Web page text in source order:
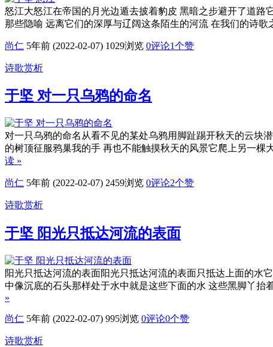
怒江大怒江在帝国的月光边遁去披着豹皮 黑暗之步避开了道
那些隐喻 远离它们的深厚与辽阔这条陌生的河流 在我们的诗
尚仁 5年前 (2022-02-07) 1029浏览 0评论1个赞
诗歌赏析
于坚 对一只乌鸦的命名
对一只乌鸦的命名从看不见的某处乌鸦用脚趾踢开秋天的云块
的树顶征服鸦巢我的手 再也不能触摸秋天的风景它爬上另一
读 »
尚仁 5年前 (2022-02-07) 2459浏览 0评论2个赞
诗歌赏析
于坚 阳光只抵达河流的表面
阳光只抵达河流的表面阳光只抵达河流的表面只抵达上面的水
中像沉底的石头那样处于水中就是这些下面的水 这些黑脚丫
»
尚仁 5年前 (2022-02-07) 995浏览 0评论0个赞
诗歌赏析